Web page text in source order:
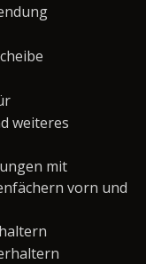
weiteres
mit
vorn und